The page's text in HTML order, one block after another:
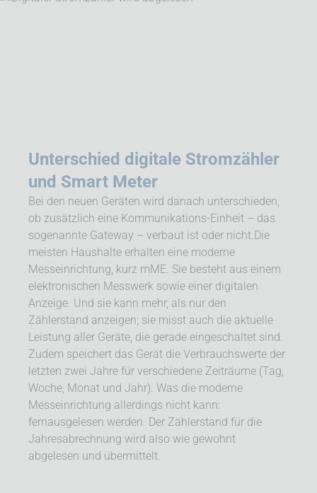
Unterschied digitale Strom­zähler
und Smart Meter
Bei den neuen Geräten wird danach unterschieden,
ob zusätzlich eine Kommunikations-Einheit – das
sogenannte Gateway – verbaut ist oder nicht.Die
meisten Haushalte erhalten eine moderne
Messeinrichtung, kurz mME. Sie besteht aus einem
elektronischen Messwerk sowie einer digitalen
Anzeige. Und sie kann mehr, als nur den
Zählerstand anzeigen; sie misst auch die aktuelle
Leistung aller Geräte, die gerade eingeschaltet sind.
Zudem speichert das Gerät die Verbrauchswerte der
letzten zwei Jahre für verschiedene Zeiträume (Tag,
Woche, Monat und Jahr). Was die moderne
Messeinrichtung allerdings nicht kann:
fernausgelesen werden. Der Zähler­stand für die
Jahresabrechnung wird also wie gewohnt
abgelesen und übermittelt.